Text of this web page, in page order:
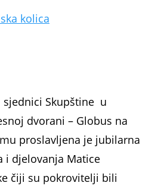
sjednici Skupštine u
dvorani – Globus na
proslavljena je jubilarna
i djelovanja Matice
čiji su pokrovitelji bili